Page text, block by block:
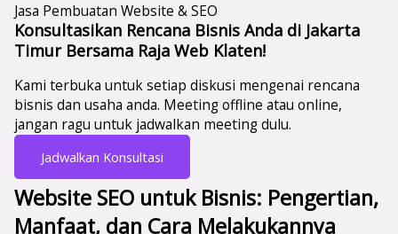
Jasa Pembuatan Website & SEO
Konsultasikan Rencana Bisnis Anda di Jakarta
Timur Bersama Raja Web Klaten!
Kami terbuka untuk setiap diskusi mengenai rencana
bisnis dan usaha anda. Meeting offline atau online,
jangan ragu untuk jadwalkan meeting dulu.
Jadwalkan Konsultasi
Website SEO untuk Bisnis: Pengertian,
Manfaat, dan Cara Melakukannya